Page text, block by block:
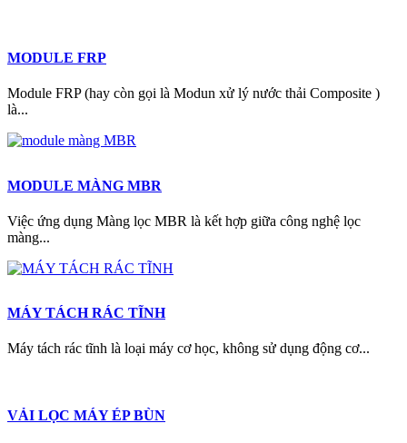
MODULE FRP
Module FRP (hay còn gọi là Modun xử lý nước thải Composite )
là...
MODULE MÀNG MBR
Việc ứng dụng Màng lọc MBR là kết hợp giữa công nghệ lọc
màng...
MÁY TÁCH RÁC TĨNH
Máy tách rác tĩnh là loại máy cơ học, không sử dụng động cơ...
VẢI LỌC MÁY ÉP BÙN